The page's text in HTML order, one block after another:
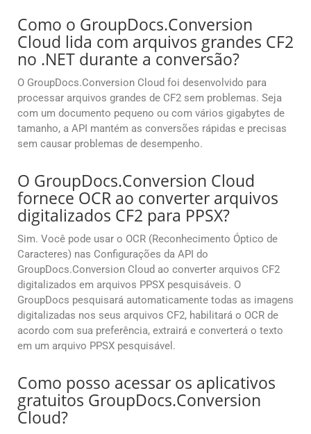
Como o GroupDocs.Conversion
Cloud lida com arquivos grandes CF2
no .NET durante a conversão?
O GroupDocs.Conversion Cloud foi desenvolvido para
processar arquivos grandes de CF2 sem problemas. Seja
com um documento pequeno ou com vários gigabytes de
tamanho, a API mantém as conversões rápidas e precisas
sem causar problemas de desempenho.
O GroupDocs.Conversion Cloud
fornece OCR ao converter arquivos
digitalizados CF2 para PPSX?
Sim. Você pode usar o OCR (Reconhecimento Óptico de
Caracteres) nas Configurações da API do
GroupDocs.Conversion Cloud ao converter arquivos CF2
digitalizados em arquivos PPSX pesquisáveis. O
GroupDocs pesquisará automaticamente todas as imagens
digitalizadas nos seus arquivos CF2, habilitará o OCR de
acordo com sua preferência, extrairá e converterá o texto
em um arquivo PPSX pesquisável.
Como posso acessar os aplicativos
gratuitos GroupDocs.Conversion
Cloud?